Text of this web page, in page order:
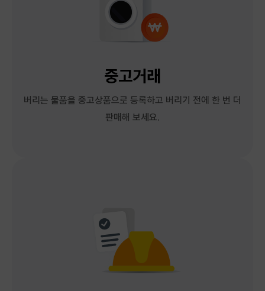
중고거래
버리는 물품을 중고상품으로 등록하고 버리기 전에 한 번 더
판매해 보세요.